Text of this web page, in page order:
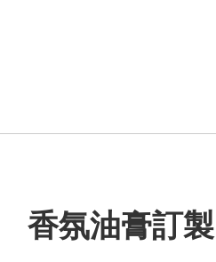
香氛油膏訂製